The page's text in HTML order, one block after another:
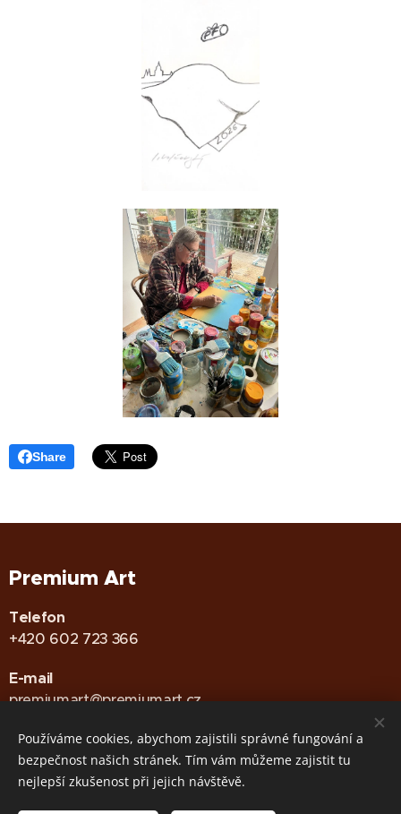
Share
Premium Art
Telefon
+420 602 723 366
E-mail
premiumart@premiumart.cz
GDPR•Zásady používání Cookies
Používáme cookies, abychom zajistili správné fungování a
bezpečnost našich stránek. Tím vám můžeme zajistit tu
nejlepší zkušenost při jejich návštěvě.